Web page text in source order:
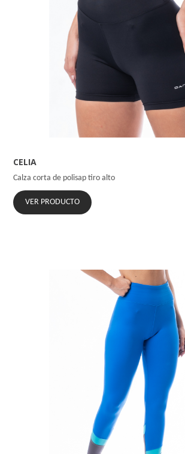
CELIA
Calza corta de polisap tiro alto
VER PRODUCTO